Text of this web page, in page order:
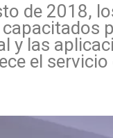
de 2018,
y las
el